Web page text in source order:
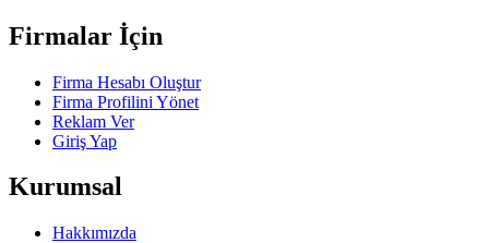
Firmalar İçin
Firma Hesabı Oluştur
Firma Profilini Yönet
Reklam Ver
Giriş Yap
Kurumsal
Hakkımızda